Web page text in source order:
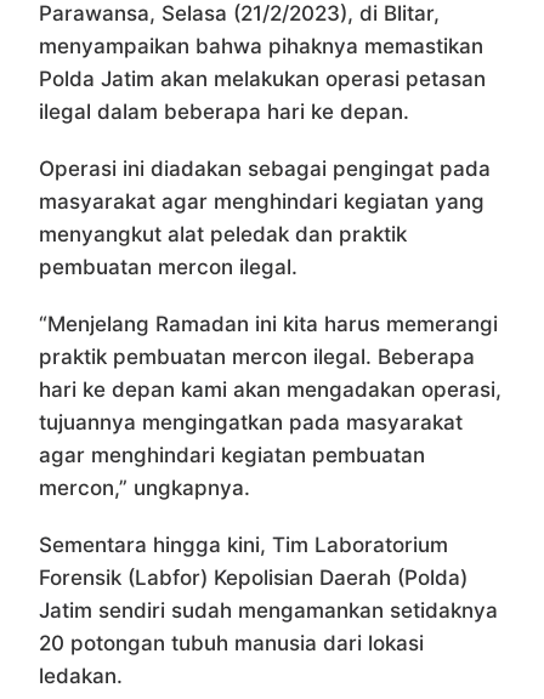
Parawansa, Selasa (21/2/2023), di Blitar,
menyampaikan bahwa pihaknya memastikan
Polda Jatim akan melakukan operasi petasan
ilegal dalam beberapa hari ke depan.
Operasi ini diadakan sebagai pengingat pada
masyarakat agar menghindari kegiatan yang
menyangkut alat peledak dan praktik
pembuatan mercon ilegal.
“Menjelang Ramadan ini kita harus memerangi
praktik pembuatan mercon ilegal. Beberapa
hari ke depan kami akan mengadakan operasi,
tujuannya mengingatkan pada masyarakat
agar menghindari kegiatan pembuatan
mercon,” ungkapnya.
Sementara hingga kini, Tim Laboratorium
Forensik (Labfor) Kepolisian Daerah (Polda)
Jatim sendiri sudah mengamankan setidaknya
20 potongan tubuh manusia dari lokasi
ledakan.